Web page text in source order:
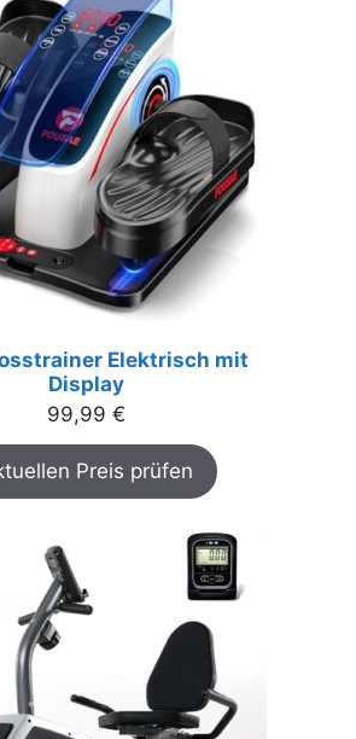
Elektrisch mit
Display
99,99 €
Preis prüfen